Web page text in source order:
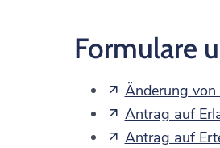
Formulare
Änderung
Antrag auf
Antrag auf